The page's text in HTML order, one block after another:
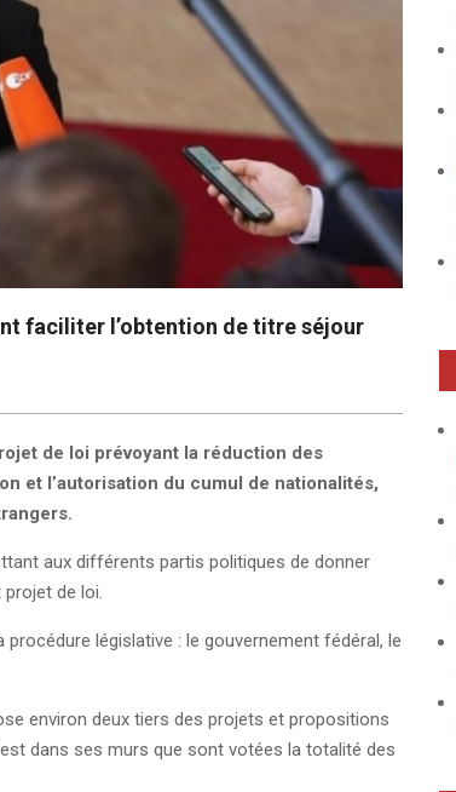
faciliter l’obtention de titre séjour
de loi prévoyant la réduction des
et l’autorisation du cumul de nationalités,
aux différents partis politiques de donner
projet de loi.
législative : le gouvernement fédéral, le
environ deux tiers des projets et propositions
dans ses murs que sont votées la totalité des